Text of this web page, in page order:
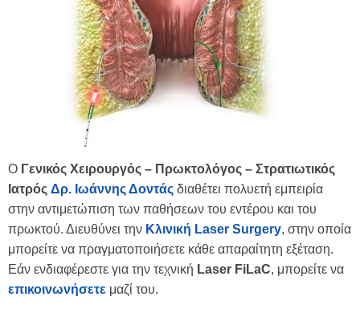
Ο Γενικός Χειρουργός – Πρωκτολόγος – Στρατιωτικός
Ιατρός Δρ. Ιωάννης Δοντάς διαθέτει πολυετή εμπειρία
στην αντιμετώπιση των παθήσεων του εντέρου και του
πρωκτού. Διευθύνει την Κλινική Laser Surgery, στην οποία
μπορείτε να πραγματοποιήσετε κάθε απαραίτητη εξέταση.
Εάν ενδιαφέρεστε για την τεχνική Laser FiLaC, μπορείτε να
επικοινωνήσετε μαζί του.